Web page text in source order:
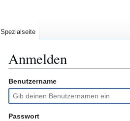
Anmelden
Zur
Navigation
springen
Zur
Suche
springen
Benutzername
Passwort
Spezialseite